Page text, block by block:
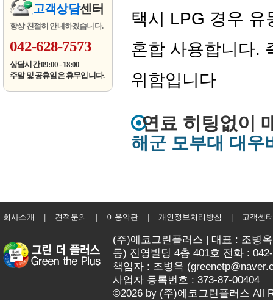
고객상담센터
항상 친절히 안내하겠습니다.
042-628-7573
상담시간 09:00 - 18:00
주말 및 공휴일은 휴무입니다.
택시 LPG 경우 유
혼합 사용합니다.
위함입니다
연료 히팅없이
해군 모부대 대우
회사소개 견적문의 이용약관 개인정보처리방침 고객센터
(주)에코그린플러스 | 대표 : 조병
동) 진영빌딩 4층 401호 전화 :
책임자 : 조병옥 (
사업자 등록번호 : 373-87-00404
©2026 by (주)에코그린플러스 All